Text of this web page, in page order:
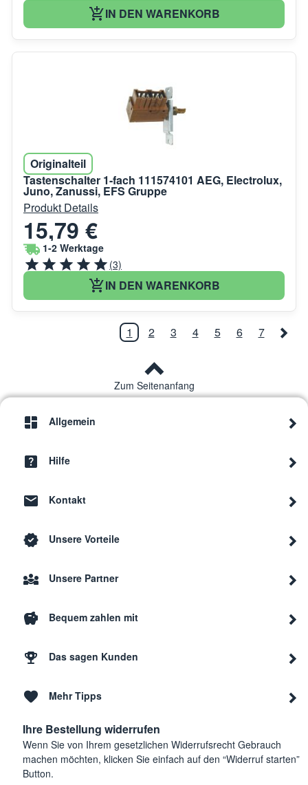
IN DEN WARENKORB
Originalteil
Tastenschalter 1-fach 111574101 AEG, Electrolux,
Juno, Zanussi, EFS Gruppe
Produkt Details
15,79 €
1-2 Werktage
(3)
IN DEN WARENKORB
1 2 3 4 5 6 7
Zum Seitenanfang
Allgemein
Hilfe
Kontakt
Unsere Vorteile
Unsere Partner
Bequem zahlen mit
Das sagen Kunden
Mehr Tipps
Ihre Bestellung widerrufen
Wenn Sie von Ihrem gesetzlichen Widerrufsrecht Gebrauch
machen möchten, klicken Sie einfach auf den “Widerruf starten”
Button.